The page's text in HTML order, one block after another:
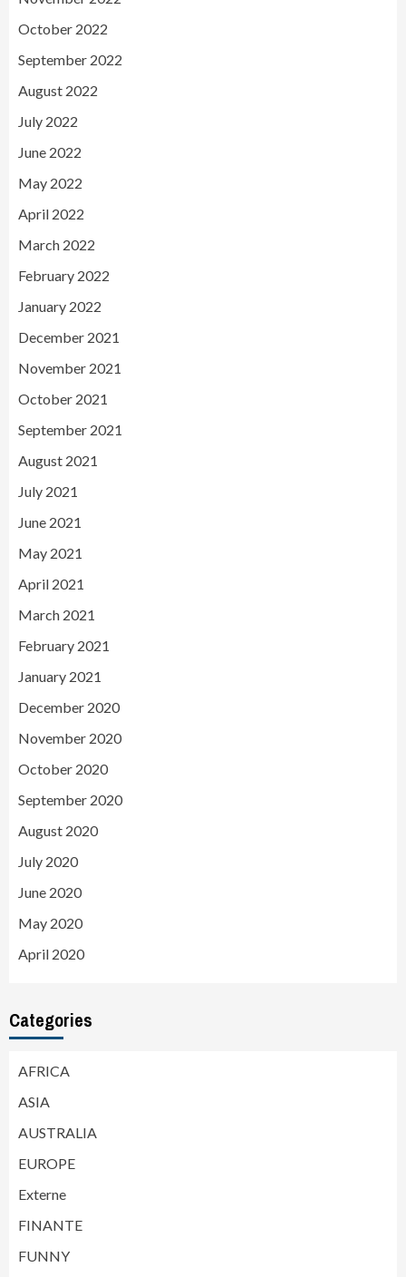
October 2022
September 2022
August 2022
July 2022
June 2022
May 2022
April 2022
March 2022
February 2022
January 2022
December 2021
November 2021
October 2021
September 2021
August 2021
July 2021
June 2021
May 2021
April 2021
March 2021
February 2021
January 2021
December 2020
November 2020
October 2020
September 2020
August 2020
July 2020
June 2020
May 2020
April 2020
Categories
AFRICA
ASIA
AUSTRALIA
EUROPE
Externe
FINANTE
FUNNY